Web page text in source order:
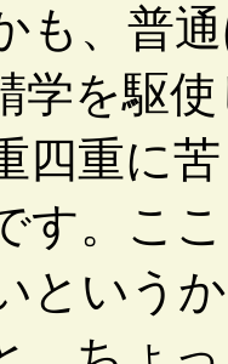
も、普
学を駆
四重に
す。こ
という